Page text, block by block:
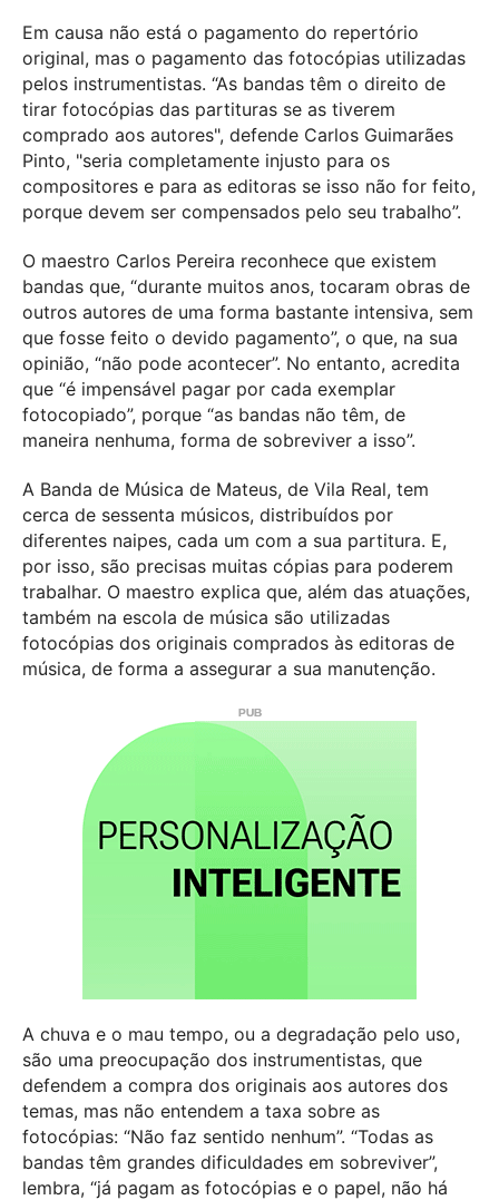
Em causa não está o pagamento do repertório
original, mas o pagamento das fotocópias utilizadas
pelos instrumentistas. “As bandas têm o direito de
tirar fotocópias das partituras se as tiverem
comprado aos autores", defende Carlos Guimarães
Pinto, "seria completamente injusto para os
compositores e para as editoras se isso não for feito,
porque devem ser compensados pelo seu trabalho”.
O maestro Carlos Pereira reconhece que existem
bandas que, “durante muitos anos, tocaram obras de
outros autores de uma forma bastante intensiva, sem
que fosse feito o devido pagamento”, o que, na sua
opinião, “não pode acontecer”. No entanto, acredita
que “é impensável pagar por cada exemplar
fotocopiado”, porque “as bandas não têm, de
maneira nenhuma, forma de sobreviver a isso”.
A Banda de Música de Mateus, de Vila Real, tem
cerca de sessenta músicos, distribuídos por
diferentes naipes, cada um com a sua partitura. E,
por isso, são precisas muitas cópias para poderem
trabalhar. O maestro explica que, além das atuações,
também na escola de música são utilizadas
fotocópias dos originais comprados às editoras de
música, de forma a assegurar a sua manutenção.
A chuva e o mau tempo, ou a degradação pelo uso,
são uma preocupação dos instrumentistas, que
defendem a compra dos originais aos autores dos
temas, mas não entendem a taxa sobre as
fotocópias: “Não faz sentido nenhum”. “Todas as
bandas têm grandes dificuldades em sobreviver”,
lembra, “já pagam as fotocópias e o papel, não há